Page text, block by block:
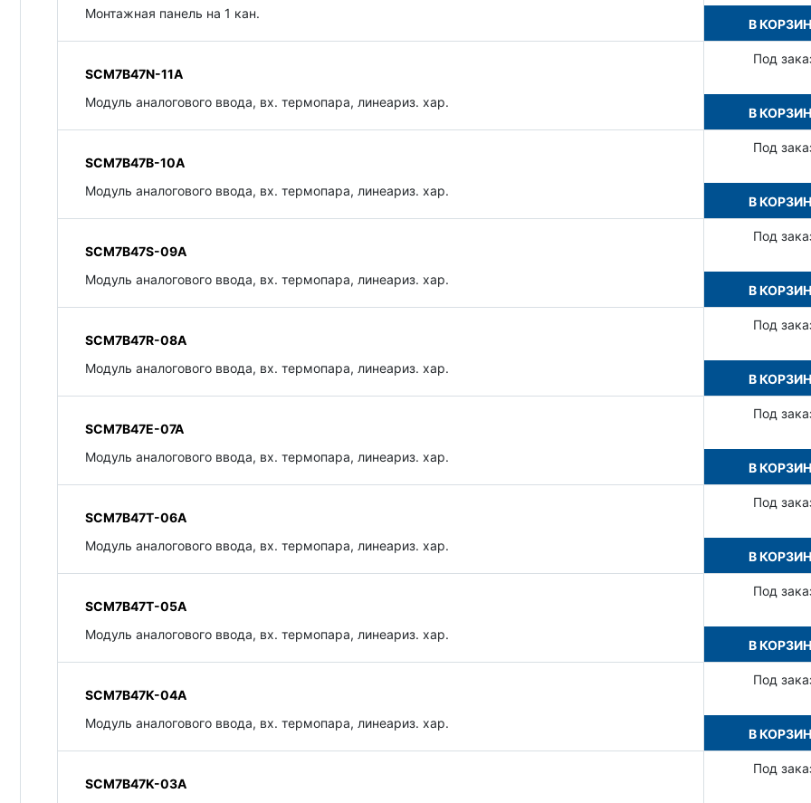
Монтажная панель на 1 кан.
В
SCM7B47N-11A
Модуль аналогового ввода, вх. термопара, линеариз. хар.
Под
В
SCM7B47B-10A
Модуль аналогового ввода, вх. термопара, линеариз. хар.
Под
В
SCM7B47S-09A
Модуль аналогового ввода, вх. термопара, линеариз. хар.
Под
В
SCM7B47R-08A
Модуль аналогового ввода, вх. термопара, линеариз. хар.
Под
В
SCM7B47E-07A
Модуль аналогового ввода, вх. термопара, линеариз. хар.
Под
В
SCM7B47T-06A
Модуль аналогового ввода, вх. термопара, линеариз. хар.
Под
В
SCM7B47T-05A
Модуль аналогового ввода, вх. термопара, линеариз. хар.
Под
В
SCM7B47K-04A
Модуль аналогового ввода, вх. термопара, линеариз. хар.
Под
В
SCM7B47K-03A
Под